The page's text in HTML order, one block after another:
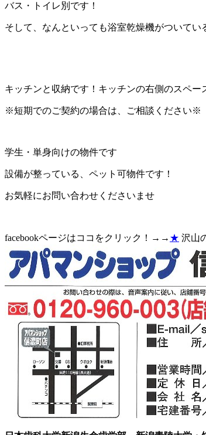
バス・トイレ別です！
そして、なんといっても浴室乾燥機がついてい
キッチンと収納です！キッチンの右側のスペー
※短期でのご契約の場合は、ご相談ください※
学生・単身向けの物件です
設備が整っている、ペット可物件です！
お気軽にお問い合わせくださいませ
facebookページはココをクリック！→→ ★ 沢山